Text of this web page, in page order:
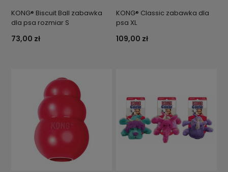
KONG® Biscuit Ball zabawka
dla psa rozmiar S
73,00 zł
KONG® Classic zabawka dla
psa XL
109,00 zł